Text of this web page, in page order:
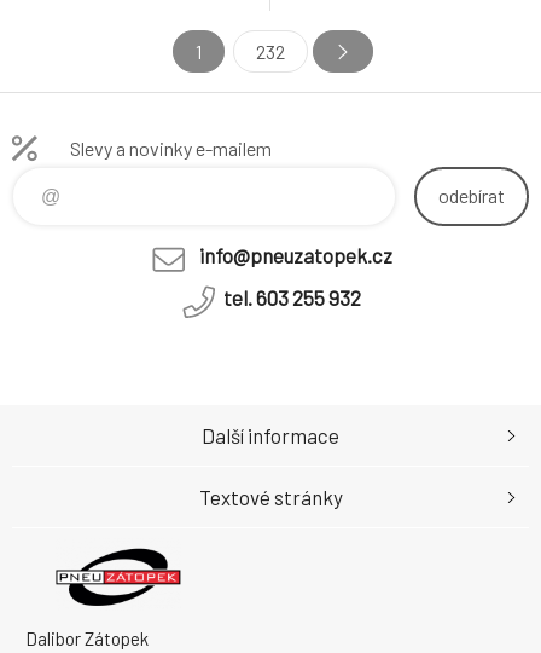
1 232
Slevy a novinky e-mailem
odebírat
info@pneuzatopek.cz
tel. 603 255 932
Dalibor Zátopek
Další informace
Textové stránky